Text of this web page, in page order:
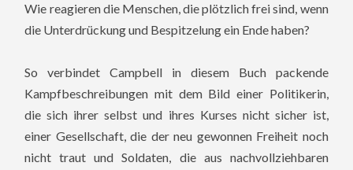
Wie reagieren die Menschen, die plötzlich frei sind, wenn
die Unterdrückung und Bespitzelung ein Ende haben?
So verbindet Campbell in diesem Buch packende
Kampfbeschreibungen mit dem Bild einer Politikerin,
die sich ihrer selbst und ihres Kurses nicht sicher ist,
einer Gesellschaft, die der neu gewonnen Freiheit noch
nicht traut und Soldaten, die aus nachvollziehbaren